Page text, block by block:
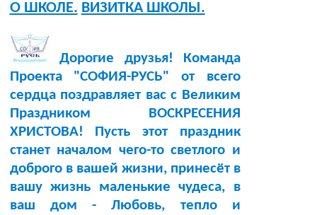
О ШКОЛЕ. ВИЗИТКА ШКОЛЫ.
Дорогие друзья! Команда
Проекта "СОФИЯ-РУСЬ" от всего
сердца поздравляет вас с Великим
Праздником ВОСКРЕСЕНИЯ
ХРИСТОВА! Пусть этот праздник
станет началом чего-то светлого и
доброго в вашей жизни, принесёт в
вашу жизнь маленькие чудеса, в
ваш дом - Любовь, тепло и